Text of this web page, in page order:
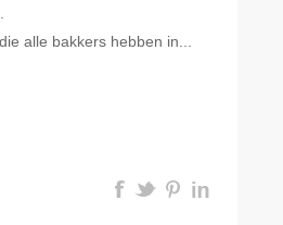
alle bakkers hebben in...